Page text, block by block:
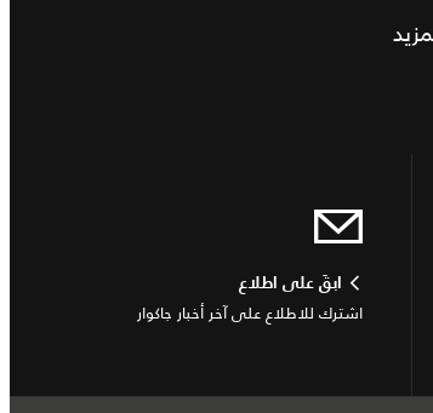
ابقَ على اطلاع
اشترك للاطلاع على آخر أخبار جاكوار